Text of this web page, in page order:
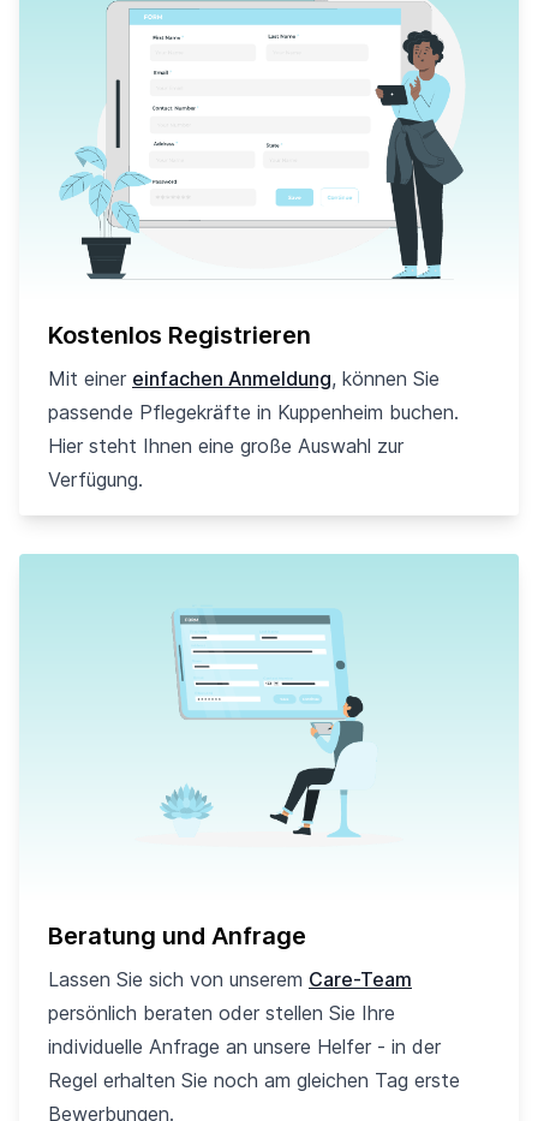
Kostenlos Registrieren
Mit einer einfachen Anmeldung, können Sie
passende Pflegekräfte in Kuppenheim buchen.
Hier steht Ihnen eine große Auswahl zur
Verfügung.
Beratung und Anfrage
Lassen Sie sich von unserem Care-Team
persönlich beraten oder stellen Sie Ihre
individuelle Anfrage an unsere Helfer - in der
Regel erhalten Sie noch am gleichen Tag erste
Bewerbungen.